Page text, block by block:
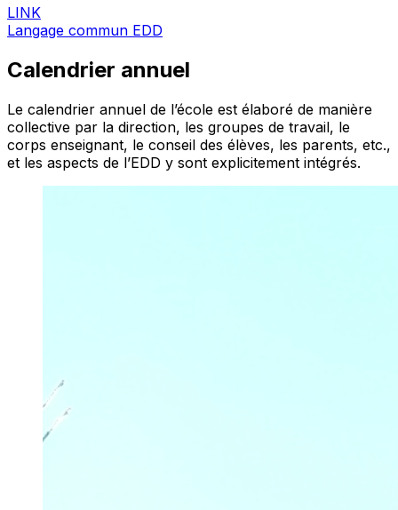
LINK
Langage commun EDD
Calendrier annuel
Le calendrier annuel de l’école est élaboré de manière
collective par la direction, les groupes de travail, le
corps enseignant, le conseil des élèves, les parents, etc.,
et les aspects de l’EDD y sont explicitement intégrés.